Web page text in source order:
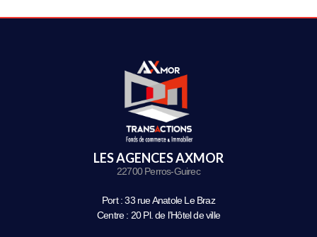
LES AGENCES AXMOR
22700 Perros-Guirec
Port : 33 rue Anatole Le Braz
Centre : 20 Pl. de l’Hôtel de ville